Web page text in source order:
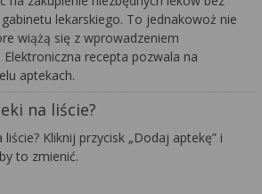
lekarskiego. To jednakowoż nie
wiążą się z wprowadzeniem
recepta pozwala na
aptekach.
na liście?
liście? Kliknij przycisk „Dodaj aptekę” i
to zmienić.